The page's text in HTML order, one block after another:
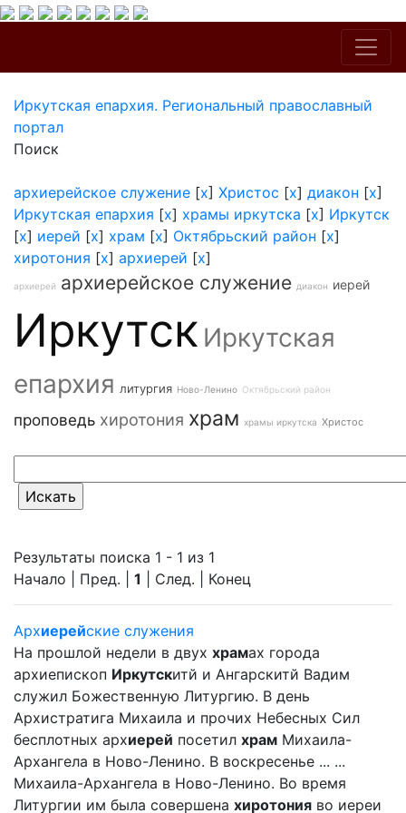
Иркутская епархия. Региональный православный
портал
Поиск
архиерейское служение [x] Христос [x] диакон [x]
Иркутская епархия [x] храмы иркутска [x] Иркутск
[x] иерей [x] храм [x] Октябрьский район [x]
хиротония [x] архиерей [x]
архиерей архиерейское служение диакон иерей
Иркутск Иркутская
епархия литургия Ново-Ленино Октябрьский район
проповедь хиротония храм храмы иркутска Христос
Результаты поиска 1 - 1 из 1
Начало | Пред. | 1 | След. | Конец
Архиерейские служения
На прошлой недели в двух храмах города
архиепископ Иркутскитй и Ангарскитй Вадим
служил Божественную Литургию. В день
Архистратига Михаила и прочих Небесных Сил
бесплотных архиерей посетил храм Михаила-
Архангела в Ново-Ленино. В воскресенье ... ...
Михаила-Архангела в Ново-Ленино. Во время
Литургии им была совершена хиротония во иереи